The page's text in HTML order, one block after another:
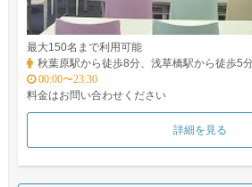
最大150名まで利用可能
秋葉原駅から徒歩8分、浅草橋駅から徒歩5
00:00〜23:30
料金はお問い合わせください
詳細を見る